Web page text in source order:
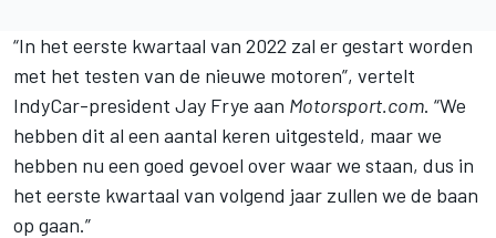
“In het eerste kwartaal van 2022 zal er gestart worden
met het testen van de nieuwe motoren”, vertelt
IndyCar-president Jay Frye aan Motorsport.com. “We
hebben dit al een aantal keren uitgesteld, maar we
hebben nu een goed gevoel over waar we staan, dus in
het eerste kwartaal van volgend jaar zullen we de baan
op gaan.”